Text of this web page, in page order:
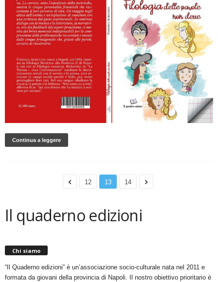
Continua a leggere
12 13 14
Il quaderno edizioni
Chi siamo
“Il Quaderno edizioni” è un’associazione socio-culturale nata nel 2011 e
formata da giovani della provincia di Napoli. Il nostro obiettivo prioritario è